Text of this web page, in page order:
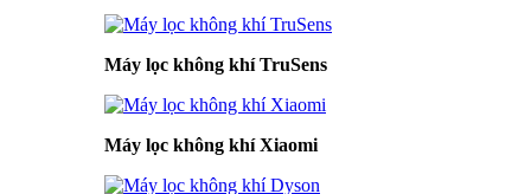
Máy lọc không khí TruSens
Máy lọc không khí Xiaomi